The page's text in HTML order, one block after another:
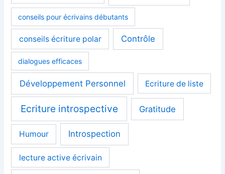
conseils pour écrivains débutants
conseils écriture polar Contrôle
dialogues efficaces
Développement Personnel Ecriture de liste
Ecriture introspective Gratitude
Humour Introspection
lecture active écrivain